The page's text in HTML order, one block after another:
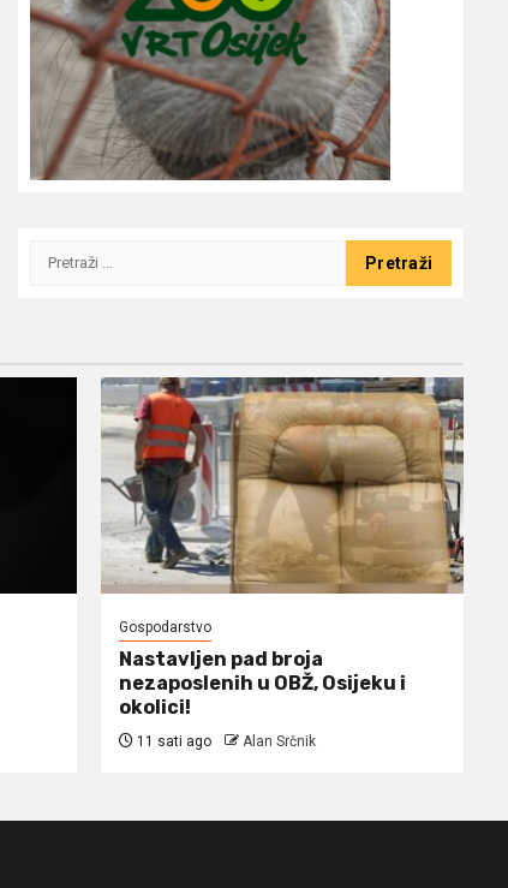
Pretraži:
Gospodarstvo
Nastavljen pad broja
nezaposlenih u OBŽ, Osijeku i
okolici!
11 sati ago Alan Srčnik